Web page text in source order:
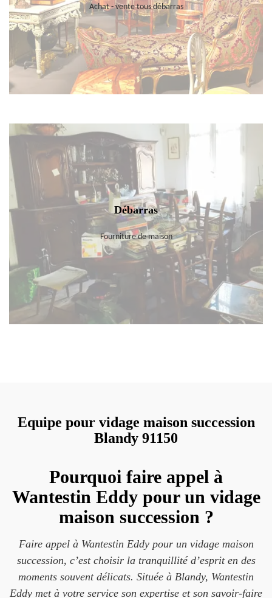
Achat - vente tous débarras
Débarras
Fourniture de maison
Equipe pour vidage maison succession
Blandy 91150
Pourquoi faire appel à
Wantestin Eddy pour un vidage
maison succession ?
Faire appel à Wantestin Eddy pour un vidage maison
succession, c’est choisir la tranquillité d’esprit en des
moments souvent délicats. Située à Blandy, Wantestin
Eddy met à votre service son expertise et son savoir-faire